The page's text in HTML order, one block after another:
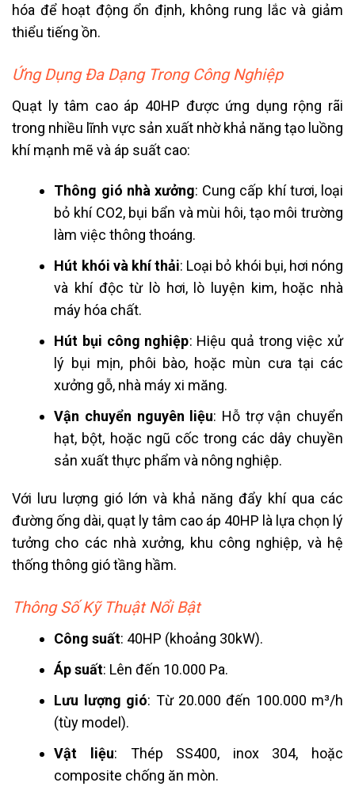
hóa để hoạt động ổn định, không rung lắc và giảm
thiểu tiếng ồn.
Ứng Dụng Đa Dạng Trong Công Nghiệp
Quạt ly tâm cao áp 40HP được ứng dụng rộng rãi
trong nhiều lĩnh vực sản xuất nhờ khả năng tạo luồng
khí mạnh mẽ và áp suất cao:
Thông gió nhà xưởng: Cung cấp khí tươi, loại
bỏ khí CO2, bụi bẩn và mùi hôi, tạo môi trường
làm việc thông thoáng.
Hút khói và khí thải: Loại bỏ khói bụi, hơi nóng
và khí độc từ lò hơi, lò luyện kim, hoặc nhà
máy hóa chất.
Hút bụi công nghiệp: Hiệu quả trong việc xử
lý bụi mịn, phôi bào, hoặc mùn cưa tại các
xưởng gỗ, nhà máy xi măng.
Vận chuyển nguyên liệu: Hỗ trợ vận chuyển
hạt, bột, hoặc ngũ cốc trong các dây chuyền
sản xuất thực phẩm và nông nghiệp.
Với lưu lượng gió lớn và khả năng đẩy khí qua các
đường ống dài, quạt ly tâm cao áp 40HP là lựa chọn lý
tưởng cho các nhà xưởng, khu công nghiệp, và hệ
thống thông gió tầng hầm.
Thông Số Kỹ Thuật Nổi Bật
Công suất: 40HP (khoảng 30kW).
Áp suất: Lên đến 10.000 Pa.
Lưu lượng gió: Từ 20.000 đến 100.000 m³/h
(tùy model).
Vật liệu: Thép SS400, inox 304, hoặc
composite chống ăn mòn.